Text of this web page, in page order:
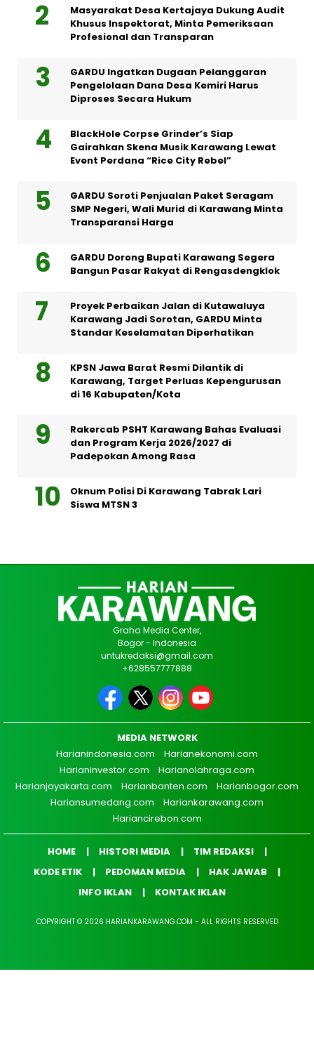
Masyarakat Desa Kertajaya Dukung Audit
Khusus Inspektorat, Minta Pemeriksaan
Profesional dan Transparan
GARDU Ingatkan Dugaan Pelanggaran
Pengelolaan Dana Desa Kemiri Harus
Diproses Secara Hukum
BlackHole Corpse Grinder’s Siap
Gairahkan Skena Musik Karawang Lewat
Event Perdana “Rice City Rebel”
GARDU Soroti Penjualan Paket Seragam
SMP Negeri, Wali Murid di Karawang Minta
Transparansi Harga
GARDU Dorong Bupati Karawang Segera
Bangun Pasar Rakyat di Rengasdengklok
Proyek Perbaikan Jalan di Kutawaluya
Karawang Jadi Sorotan, GARDU Minta
Standar Keselamatan Diperhatikan
KPSN Jawa Barat Resmi Dilantik di
Karawang, Target Perluas Kepengurusan
di 16 Kabupaten/Kota
Rakercab PSHT Karawang Bahas Evaluasi
dan Program Kerja 2026/2027 di
Padepokan Among Rasa
Oknum Polisi Di Karawang Tabrak Lari
Siswa MTSN 3
Graha Media Center,
Bogor - Indonesia
untukredaksi@gmail.com
+628557777888
MEDIA NETWORK
Harianindonesia.com
Harianekonomi.com
Harianinvestor.com
Harianolahraga.com
Harianjayakarta.com
Harianbanten.com
Harianbogor.com
Hariansumedang.com
Hariankarawang.com
Hariancirebon.com
HOME HISTORI MEDIA
TIM REDAKSI
KODE ETIK
PEDOMAN MEDIA
HAK JAWAB
INFO IKLAN
KONTAK IKLAN
COPYRIGHT © 2026 HARIANKARAWANG.COM - ALL RIGHTS RESERVED